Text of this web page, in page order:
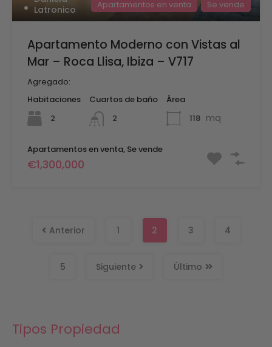
Latronico
Apartamentos en venta Se vende
Apartamento Moderno con Vistas al
Mar – Roca Llisa, Ibiza – V717
Agregado:
Habitaciones
2
Cuartos de baño
2
Área
118 mq
Apartamentos en venta, Se vende
€1,300,000
Anterior 1 2 3 4
5 Siguiente Último
Tipos Propiedad